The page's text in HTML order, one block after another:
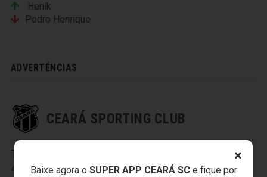
×
Baixe agora o SUPER APP CEARÁ SCe fique por
Henik
Pedro Henrique
ADVERTÊNCIAS
CEARÁ SPORTING CLUB
Titulares: 3-Sandro,
4-Charles,5-Baraka,6-Eduardo,8-Richardson,